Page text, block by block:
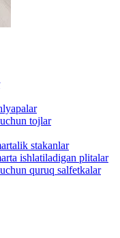
tojlar
stakanlar
ishlatiladigan plitalar
quruq salfetkalar